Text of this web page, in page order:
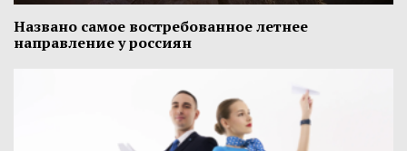
Названо самое востребованное летнее
направление у россиян